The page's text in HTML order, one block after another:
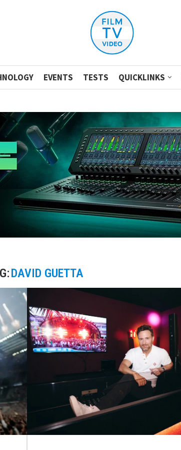
EVENTS TESTS QUICKLINKS
DAVID GUETTA